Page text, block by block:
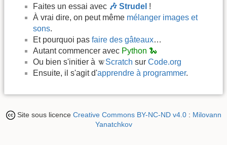
Faites un essai avec 🎶 Strudel !
À vrai dire, on peut même mélanger images et
sons.
Et pourquoi pas faire des gâteaux…
Autant commencer avec Python 🐍
Ou bien s'initier à
Scratch sur Code.org
Ensuite, il s'agit d'apprendre à programmer.
Site sous licence Creative Commons BY-NC-ND v4.0: Milovann
Yanatchkov